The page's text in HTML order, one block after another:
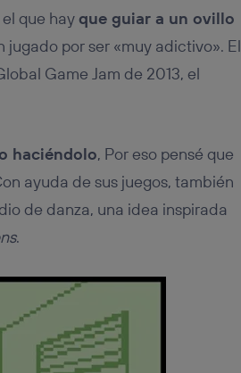
que hayque guiar a un ovillo
por ser «muy adictivo». El
Game Jam de 2013, el
haciéndolo, Por eso pensé que
ayuda de sus juegos, también
de danza, una idea inspirada
.